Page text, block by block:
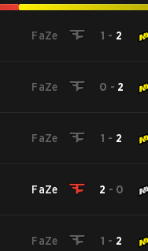
FaZe 1 - 2
FaZe 0 - 2
FaZe 1 - 2
FaZe 2 - 0
FaZe 1 - 2